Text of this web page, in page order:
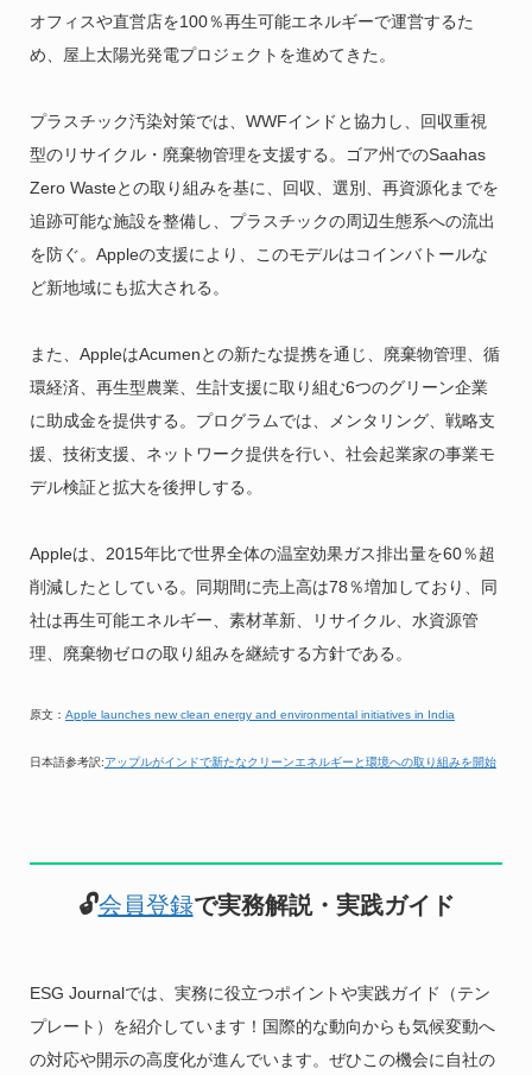
オフィスや直営店を100％再生可能エネルギーで運営するた
め、屋上太陽光発電プロジェクトを進めてきた。
プラスチック汚染対策では、WWFインドと協力し、回収重視
型のリサイクル・廃棄物管理を支援する。ゴア州でのSaahas
Zero Wasteとの取り組みを基に、回収、選別、再資源化までを
追跡可能な施設を整備し、プラスチックの周辺生態系への流出
を防ぐ。Appleの支援により、このモデルはコインバトールな
ど新地域にも拡大される。
また、AppleはAcumenとの新たな提携を通じ、廃棄物管理、循
環経済、再生型農業、生計支援に取り組む6つのグリーン企業
に助成金を提供する。プログラムでは、メンタリング、戦略支
援、技術支援、ネットワーク提供を行い、社会起業家の事業モ
デル検証と拡大を後押しする。
Appleは、2015年比で世界全体の温室効果ガス排出量を60％超
削減したとしている。同期間に売上高は78％増加しており、同
社は再生可能エネルギー、素材革新、リサイクル、水資源管
理、廃棄物ゼロの取り組みを継続する方針である。
原文： Apple launches new clean energy and environmental initiatives in India
日本語参考訳:アップルがインドで新たなクリーンエネルギーと環境への取り組みを開始
🔓会員登録で実務解説・実践ガイド
ESG Journalでは、実務に役立つポイントや実践ガイド（テン
プレート）を紹介しています！国際的な動向からも気候変動へ
の対応や開示の高度化が進んでいます。ぜひこの機会に自社の